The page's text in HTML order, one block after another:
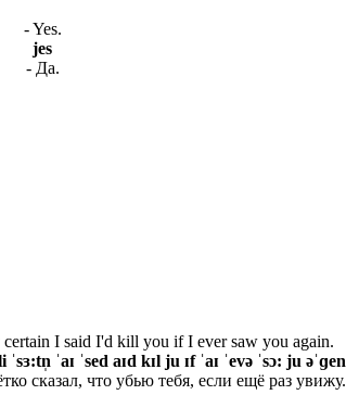
- Yes.
jes
- Да.
I said I'd kill you if I ever saw you again.
ˈaɪ ˈsed aɪd kɪl ju ɪf ˈaɪ ˈevə ˈsɔ: ju əˈɡen
сказал, что убью тебя, если ещё раз увижу.